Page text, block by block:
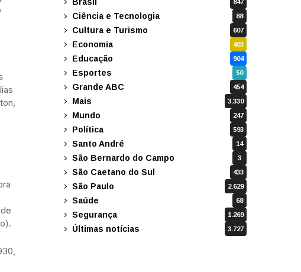
847
Ciência e Tecnologia 88
Cultura e Turismo 607
Economia 403
Educação 904
Esportes 50
Grande ABC 454
Mais 3.330
Mundo 247
Política 593
Santo André 14
São Bernardo do Campo 3
São Caetano do Sul 433
São Paulo 2.629
Saúde 68
Segurança 1.269
Últimas notícias 3.727